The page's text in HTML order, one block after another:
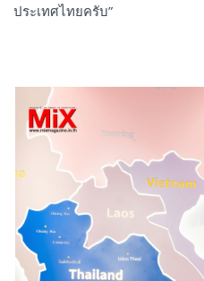
ประเทศไทยครับ”